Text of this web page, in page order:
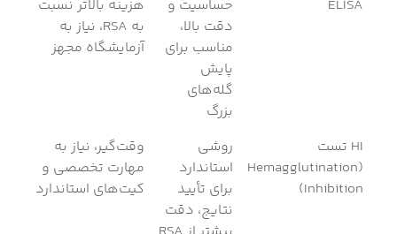
ELISA
حساسیت و
دقت بالا،
مناسب برای
پایش
گله‌های
بزرگ
هزینه بالاتر نسبت
به RSA، نیاز به
آزمایشگاه مجهز
HI تست
(Hemagglutination
Inhibition)
روشی
استاندارد
برای تأیید
نتایج، دقت
وقت‌گیر، نیاز به
مهارت تخصصی و
کیت‌های استاندارد